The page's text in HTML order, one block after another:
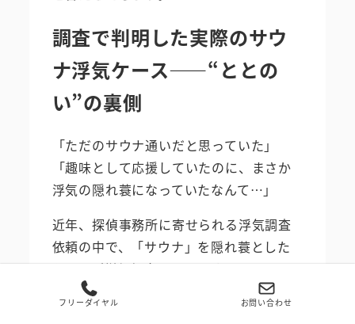
調査で判明した実際のサウ
ナ浮気ケース――“ととの
い”の裏側
「ただのサウナ通いだと思っていた」
「趣味として応援していたのに、まさか
浮気の隠れ蓑になっていたなんて…」
近年、探偵事務所に寄せられる浮気調査
依頼の中で、「サウナ」を隠れ蓑とした
ケースが増加傾向にあります。
ここでは実際に行われた調査の中から、
浮気が判明した3つの典型的な“サ活不倫”
フリーダイヤル お問い合わせ